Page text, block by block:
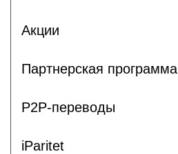
Акции
Партнерская программа
P2P-переводы
iParitet